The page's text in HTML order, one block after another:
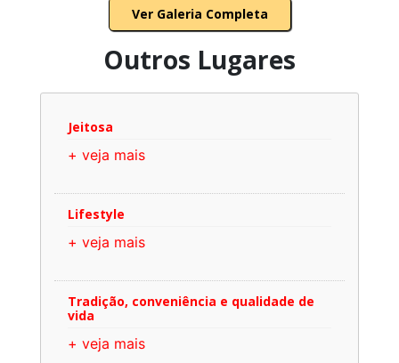
Ver Galeria Completa
Outros Lugares
Jeitosa
+ veja mais
Lifestyle
+ veja mais
Tradição, conveniência e qualidade de
vida
+ veja mais